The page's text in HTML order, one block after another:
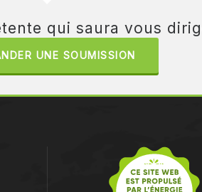
qui saura vous
UNE SOUMISSION